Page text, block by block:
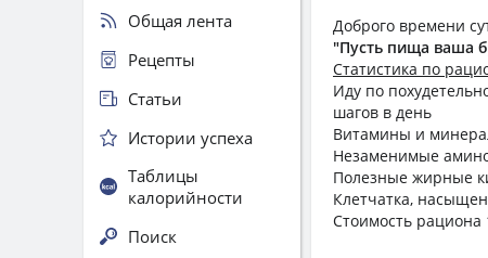
Доброго времени
"Пусть пища ваша
Статистика по
Иду по
шагов в день
Витамины и
Незаменимые
Полезные жирные
Клетчатка,
Стоимость рациона
Общая лента
Рецепты
Статьи
Истории успеха
Таблицы
калорийности
Поиск